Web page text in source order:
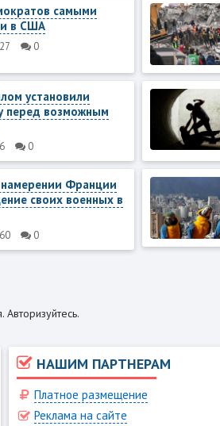
самыми
в США
0
установили
перед возможным
0
Франции
своих военных в
0
НАШИМ ПАРТНЕРАМ
Платное размещение
Реклама на сайте